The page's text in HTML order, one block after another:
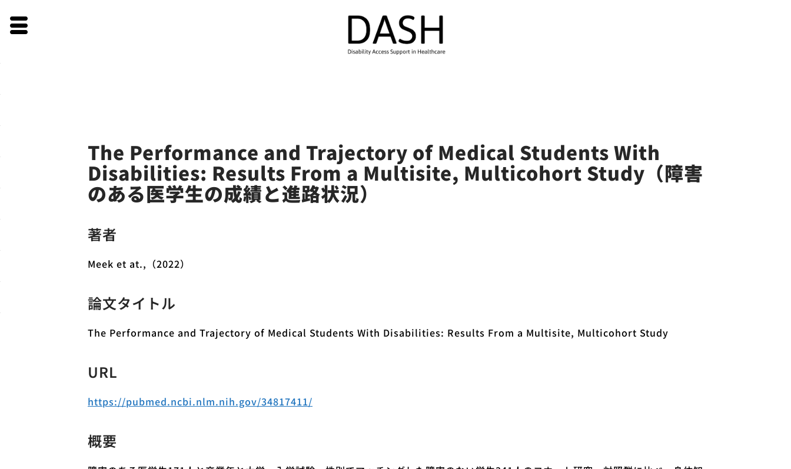
The Performance and Trajectory of Medical Students With
Disabilities: Results From a Multisite, Multicohort Study（障害
のある医学生の成績と進路状況）
著者
Meek et at.,（2022）
論文タイトル
The Performance and Trajectory of Medical Students With Disabilities: Results From a Multisite, Multicohort Study
URL
https://pubmed.ncbi.nlm.nih.gov/34817411/
概要